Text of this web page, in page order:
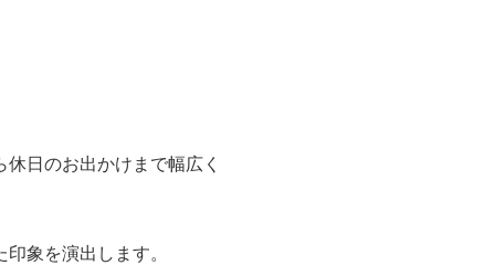
日のお出かけまで幅広く
象を演出します。